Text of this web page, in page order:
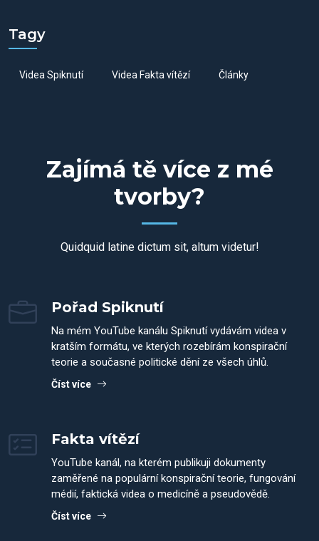
Tagy
Videa Spiknutí Videa Fakta vítězí Články
Zajímá tě více z mé
tvorby?
Quidquid latine dictum sit, altum videtur!
Pořad Spiknutí
Na mém YouTube kanálu Spiknutí vydávám videa v
kratším formátu, ve kterých rozebírám konspirační
teorie a současné politické dění ze všech úhlů.
Číst více
Fakta vítězí
YouTube kanál, na kterém publikuji dokumenty
zaměřené na populární konspirační teorie, fungování
médií, faktická videa o medicíně a pseudovědě.
Číst více